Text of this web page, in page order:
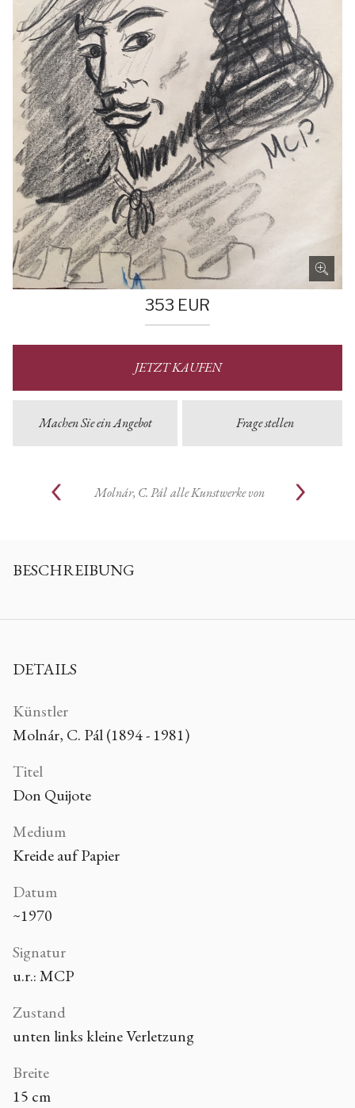
353 EUR
JETZT KAUFEN
Machen Sie ein Angebot Frage stellen
Molnár, C. Pál alle Kunstwerke von
BESCHREIBUNG
DETAILS
Künstler
Molnár, C. Pál (1894 - 1981)
Titel
Don Quijote
Medium
Kreide auf Papier
Datum
~1970
Signatur
u.r.: MCP
Zustand
unten links kleine Verletzung
Breite
15 cm